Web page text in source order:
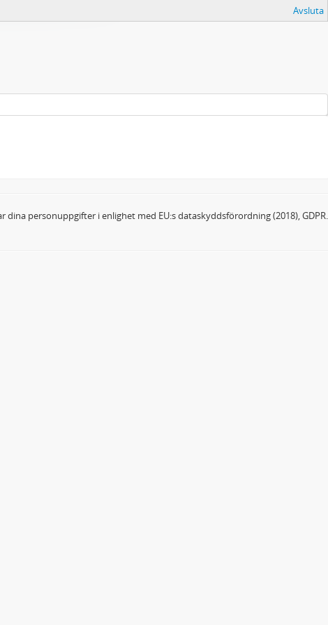
Avsluta
dina personuppgifter i enlighet med EU:s dataskyddsförordning (2018), GDPR.